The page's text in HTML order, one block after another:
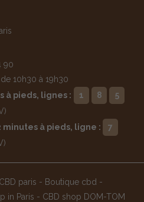
90
10h30 à 19h30
à pieds, lignes :
1 8
5
minutes à pieds, ligne :
7
paris - Boutique cbd -
in Paris - CBD shop DOM-TOM